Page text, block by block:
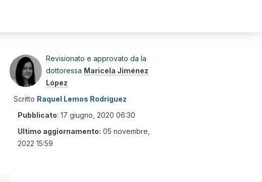
Revisionato e approvato da la
dottoressa Maricela Jiménez
López
Scritto Raquel Lemos Rodríguez
Pubblicato: 17 giugno, 2020 06:30
Ultimo aggiornamento: 05 novembre,
2022 15:59